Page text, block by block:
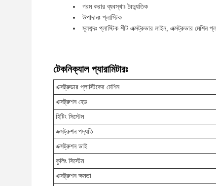
গরম করার ব্যবস্থাঃ বৈদ্যুতিক
উপাদানঃ প্লাস্টিক
মূলশব্দঃ প্লাস্টিক শীট এক্সট্রুডার লাইন, এক্সট্রুডার মেশিন
টেকনিক্যাল প্যারামিটারঃ
এক্সট্রুডার প্লাস্টিকের মেশিন
এক্সট্রুশন হেড
হিটিং সিস্টেম
এক্সট্রুশন পদ্ধতি
এক্সট্রুশন ডাই
কুলিং সিস্টেম
এক্সট্রুশন ক্ষমতা